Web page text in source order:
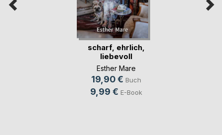
scharf, ehrlich,
liebevoll
Esther Mare
19,90 € Buch
9,99 € E-Book